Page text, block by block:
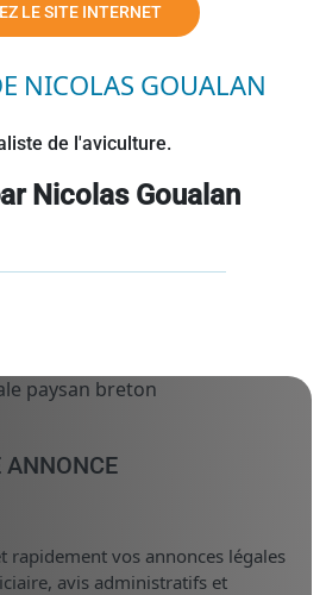
LE SITE INTERNET
NICOLAS GOUALAN
de l'aviculture.
Nicolas Goualan
ANNONCE
rapidement vos annonces légales
avis administratifs et